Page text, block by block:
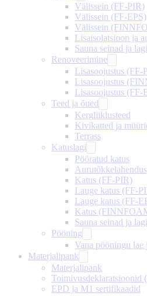
Välissein (FF-PIR)
Välissein (FF-EPS)
Välissein
Lisaisolatsioon ja
Sauna seinad ja lagi
Renoveerimine
Lisasoojustus (FF-
Lisasoojustus
Lisasoojustus (FF-
Teed ja õued
Kergliiklusteed
Kivikatted ja
Terrass
Katuslagi
Pööratud katus
Aurutõkkelahendus
Katus (FF-PIR)
Lauge katus (FF-
Lauge katus (FF-
Katus
Sauna seinad ja lagi
Pööning
Vana pööningu lae
Materjalipank
Materjalipank
Toimivusdeklaratsioonid
EPD ja M1 sertifikaadid